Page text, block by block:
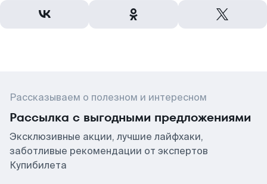
Рассказываем о полезном и интересном
Рассылка с выгодными предложениями
Эксклюзивные акции, лучшие лайфхаки,
заботливые рекомендации от экспертов
Купибилета